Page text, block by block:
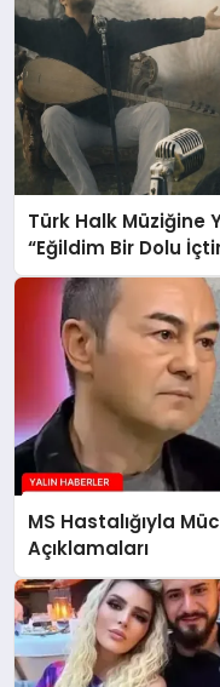
Türk Halk Müziğine
“Eğildim Bir Dolu
MS Hastalığıyla
Açıklamaları